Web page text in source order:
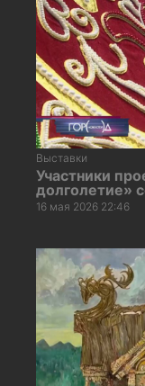
Выставки
Участники
долголетие»
16 мая 2026 22:46